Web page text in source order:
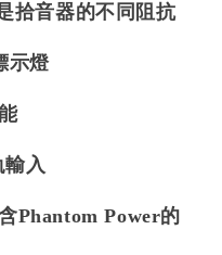
拾音器的不同阻抗
示燈
輸入
Phantom Power的